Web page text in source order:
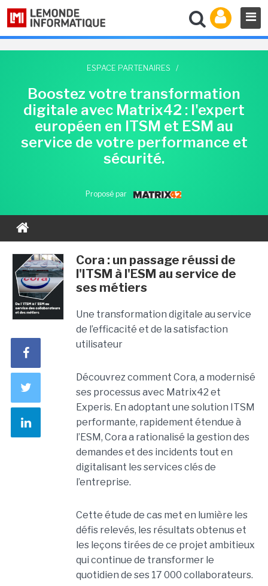
ESPACE PARTENAIRES /
Boostez votre transformation
digitale avec Matrix42 : l'expert
européen en ITSM et ESM au
service de votre performance et
sécurité.
Proposé par
Cora : un passage réussi de
l'ITSM à l'ESM au service de
ses métiers
Une transformation digitale au service
de l’efficacité et de la satisfaction
utilisateur
Découvrez comment Cora, a modernisé
ses processus avec Matrix42 et
Experis. En adoptant une solution ITSM
performante, rapidement étendue à
l’ESM, Cora a rationalisé la gestion des
demandes et des incidents tout en
digitalisant les services clés de
l’entreprise.
Cette étude de cas met en lumière les
défis relevés, les résultats obtenus et
les leçons tirées de ce projet ambitieux
qui continue de transformer le
quotidien de ses 17 000 collaborateurs.